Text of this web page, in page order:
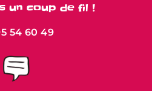
un coup de fil !
54 60 49